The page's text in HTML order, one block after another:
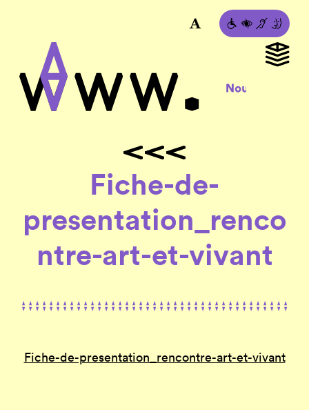
Fiche-de-
presentation_renco
ntre-art-et-vivant
Fiche-de-presentation_rencontre-art-et-vivant